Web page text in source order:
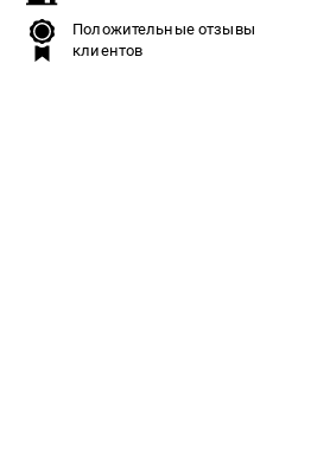
Положительные отзывы
клиентов